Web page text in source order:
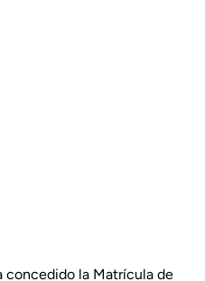
concedido la Matrícula de